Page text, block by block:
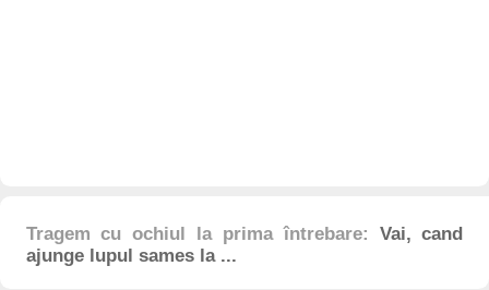
Tragem cu ochiul la prima întrebare: Vai, cand
ajunge lupul sames la ...